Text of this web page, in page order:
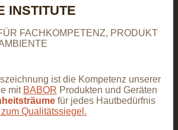
INSTITUTE
FACHKOMPETENZ, PRODUKT
ist die Kompetenz unserer
mit BABOR Produkten und Geräten
für jedes Hautbedürfnis
zum Qualitätssiegel.